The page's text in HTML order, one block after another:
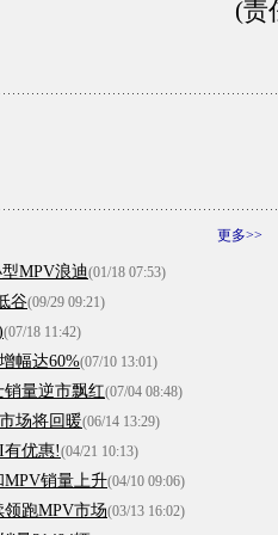
(责
更多>>
MPV浪迪(01/18 07:53)
谷(09/29 09:21)
(07/18 11:42)
幅达60%(07/10 13:01)
量逆市飘红(07/04 08:48)
场将回暖(06/14 13:29)
优惠!(04/21 10:13)
销量上升(04/10 09:06)
跑MPV市场(03/13 16:02)